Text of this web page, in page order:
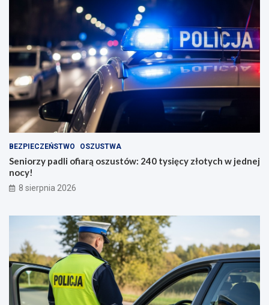
BEZPIECZEŃSTWO OSZUSTWA
Seniorzy padli ofiarą oszustów: 240 tysięcy złotych w jednej
nocy!
8 sierpnia 2026